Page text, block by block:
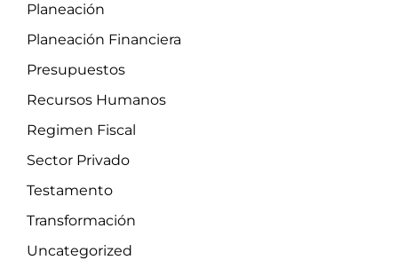
Planeación
Planeación Financiera
Presupuestos
Recursos Humanos
Regimen Fiscal
Sector Privado
Testamento
Transformación
Uncategorized